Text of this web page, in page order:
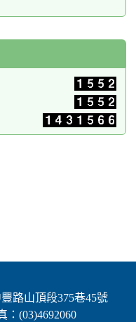
路山頂段375巷45號
：(03)4692060